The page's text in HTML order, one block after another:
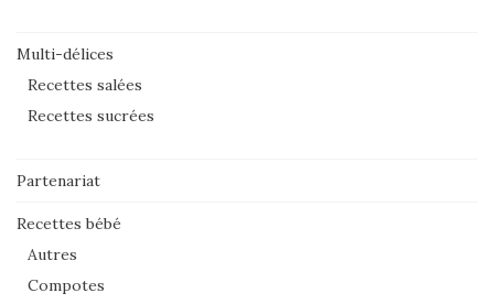
Multi-délices
Recettes salées
Recettes sucrées
Partenariat
Recettes bébé
Autres
Compotes